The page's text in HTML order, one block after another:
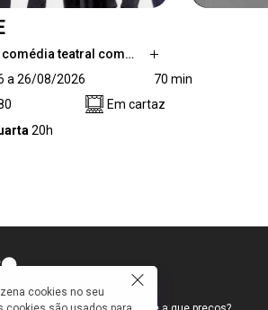
comédia teatral com…
de show musical que
uma escritora que acorda
motivo. Como a tal
personalidade, mas será
a 26/08/2026
70 min
Em cartaz
20h
cookies no seu